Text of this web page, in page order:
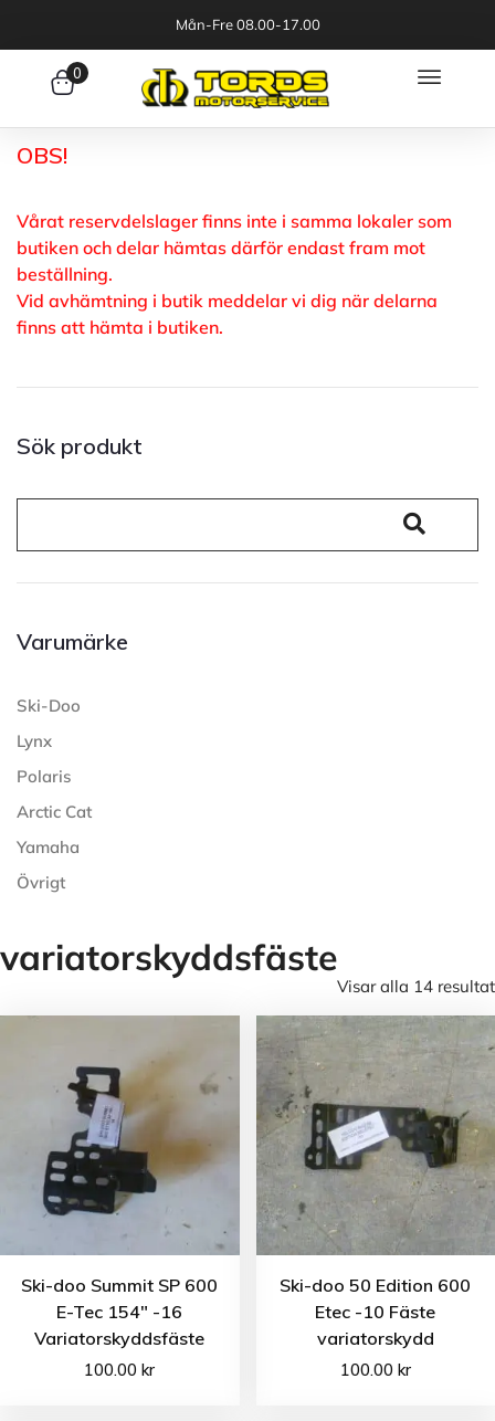
Mån-Fre 08.00-17.00
0
OBS!
Vårat reservdelslager finns inte i samma lokaler som
butiken och delar hämtas därför endast fram mot
beställning.
Vid avhämtning i butik meddelar vi dig när delarna
finns att hämta i butiken.
Sök produkt
Varumärke
Ski-Doo
Lynx
Polaris
Arctic Cat
Yamaha
Övrigt
variatorskyddsfäste
Visar alla 14 resultat
Ski-doo Summit SP 600
E-Tec 154″ -16
Variatorskyddsfäste
100.00kr
Ski-doo 50 Edition 600
Etec -10 Fäste
variatorskydd
100.00 kr